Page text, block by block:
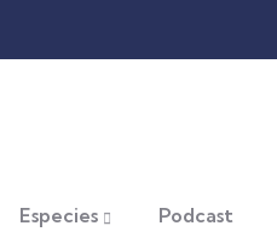
Especies Podcast